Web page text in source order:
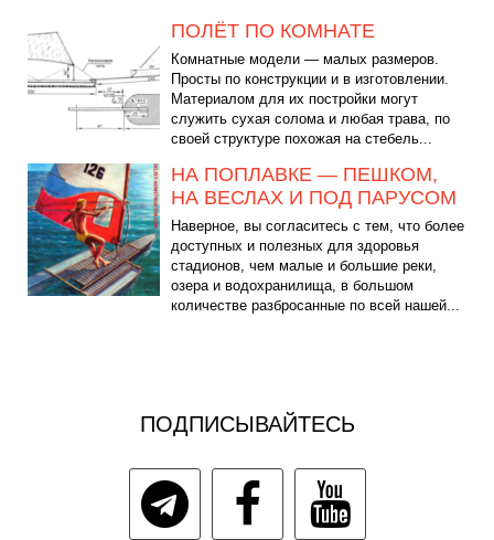
ПОЛЁТ ПО КОМНАТЕ
Комнатные модели — малых размеров.
Просты по конструкции и в изготовлении.
Материалом для их постройки могут
служить сухая солома и любая трава, по
своей структуре похожая на стебель...
НА ПОПЛАВКЕ — ПЕШКОМ,
НА ВЕСЛАХ И ПОД ПАРУСОМ
Наверное, вы согласитесь с тем, что более
доступных и полезных для здоровья
стадионов, чем малые и большие реки,
озера и водохранилища, в большом
количестве разбросанные по всей нашей...
ПОДПИСЫВАЙТЕСЬ